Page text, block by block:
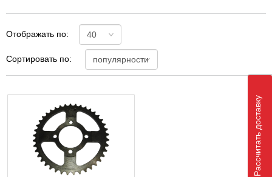
Отображать по:
Сортировать по:
Рассчитать доставку